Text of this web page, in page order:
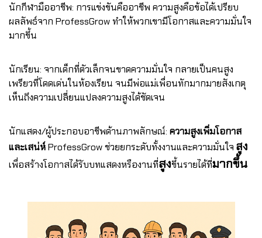
นักกีฬามืออาชีพ: การแข่งขันคืออาชีพ ความสูงคือข้อได้เปรียบ
ผลลัพธ์จาก ProfessGrow ทำให้พวกเขามีโอกาสและความมั่นใจ
มากขึ้น
นักเรียน: จากเด็กที่ตัวเล็กจนขาดความมั่นใจ กลายเป็นคนสูง
เพรียวที่โดดเด่นในห้องเรียน จนมีพ่อแม่เพื่อนทักมากมายสังเกตุ
เห็นถึงความเปลี่ยนแปลงความสูงได้ชัดเจน
นักแสดง/ผู้ประกอบอาชีพด้านภาพลักษณ์: ความสูงเพิ่มโอกาส
และเสน่ห์ProfessGrow ช่วยยกระดับทั้งงานและความมั่นใจ สูง
เพื่อสร้างโอกาสได้รับบทแสดงหรืองานที่สูงขึ้นรายได้ที่มากขึ้น